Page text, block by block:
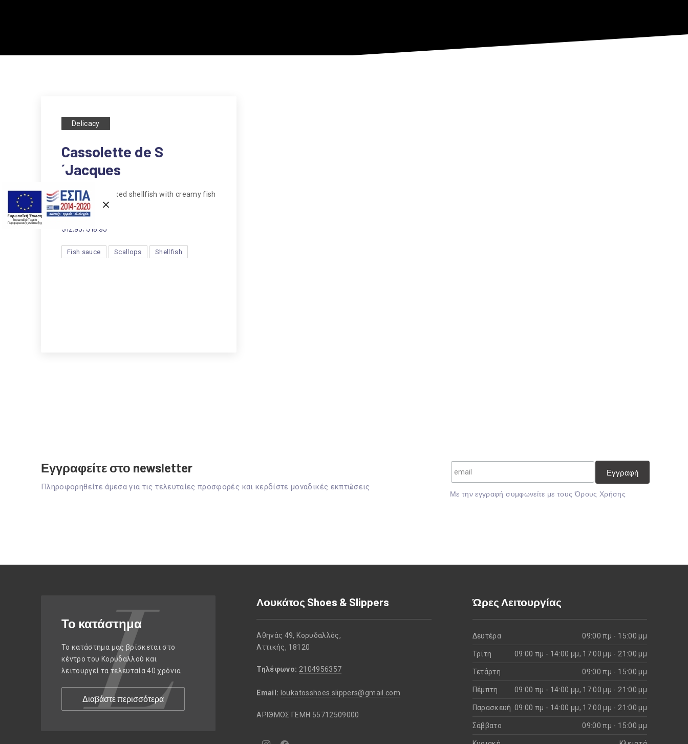
Delicacy
Cassolette de S
´Jacques
Scallops and mixed shellfish with creamy fish
sauce au gratin
$12.95, $18.95
Fish sauce Scallops Shellfish
Εγγραφείτε στο newsletter
Πληροφορηθείτε άμεσα για τις τελευταίες προσφορές και κερδίστε μοναδικές εκπτώσεις
Mε την εγγραφή συμφωνείτε με τουςΌρους Χρήσης
Το κατάστημα
Το κατάστημα μας βρίσκεται στο
κέντρο του Κορυδαλλού και
λειτουργεί τα τελευταία 40 χρόνια.
Διαβάστε περισσότερα
Λουκάτος Shoes & Slippers
Αθηνάς 49, Κορυδαλλός,
Αττικής, 18120
Τηλέφωνο: 2104956357
Email: loukatosshoes.slippers@gmail.com
ΑΡΙΘΜΟΣ ΓΕΜΗ 55712509000
Ώρες Λειτουργίας
Δευτέρα 09:00 πμ - 15:00 μμ
Τρίτη 09:00 πμ - 14:00 μμ, 17:00 μμ - 21:00 μμ
Τετάρτη 09:00 πμ - 15:00 μμ
Πέμπτη 09:00 πμ - 14:00 μμ, 17:00 μμ - 21:00 μμ
Παρασκευή 09:00 πμ - 14:00 μμ, 17:00 μμ - 21:00 μμ
Σάββατο 09:00 πμ - 15:00 μμ